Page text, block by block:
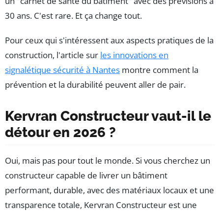
30 ans. C'est rare. Et ça change tout.
Pour ceux qui s'intéressent aux aspects pratiques de la
construction, l'article sur les innovations en
signalétique sécurité à Nantes montre comment la
prévention et la durabilité peuvent aller de pair.
Kervran Constructeur vaut-il le
détour en 2026 ?
Oui, mais pas pour tout le monde. Si vous cherchez un
constructeur capable de livrer un bâtiment
performant, durable, avec des matériaux locaux et une
transparence totale, Kervran Constructeur est une